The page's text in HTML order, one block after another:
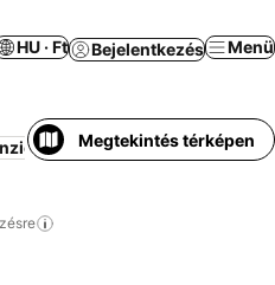
HU · Ft Bejelentkezés Menü
MotelMegtekintés térképen